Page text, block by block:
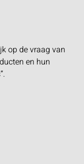
op de vraag van
en hun